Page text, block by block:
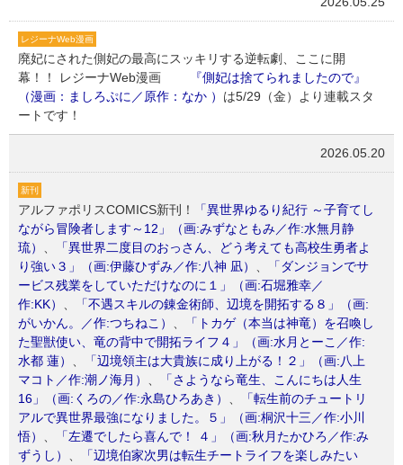
レジーナWeb漫画
廃妃にされた側妃の最高にスッキリする逆転劇、ここに開
幕！！ レジーナWeb漫画
『側妃は捨てられましたので』
（漫画：ましろぷに／原作：なか ） は5/29（金）より連載スタ
ートです！
2026.05.20
新刊
アルファポリスCOMICS新刊！
「異世界ゆるり紀行 ～子育てし
ながら冒険者します～12」（画:みずなともみ／作:水無月静
琉）
「異世界二度目のおっさん、どう考えても高校生勇者よ
り強い３」（画:伊藤ひずみ／作:八神 凪）
「ダンジョンでサ
ービス残業をしていただけなのに１」（画:石堀雅幸／
作:KK）
「不遇スキルの錬金術師、辺境を開拓する８」（画:
がいかん。／作:つちねこ）
「トカゲ（本当は神竜）を召喚し
た聖獣使い、竜の背中で開拓ライフ４」（画:水月とーこ／作:
水都 蓮）
「辺境領主は大貴族に成り上がる！２」（画:八上
マコト／作:潮ノ海月）
「さようなら竜生、こんにちは人生
16」（画:くろの／作:永島ひろあき）
「転生前のチュートリ
アルで異世界最強になりました。５」（画:桐沢十三／作:小川
悟）
「左遷でしたら喜んで！ ４」（画:秋月たかひろ／作:み
ずうし）
「辺境伯家次男は転生チートライフを楽しみたい